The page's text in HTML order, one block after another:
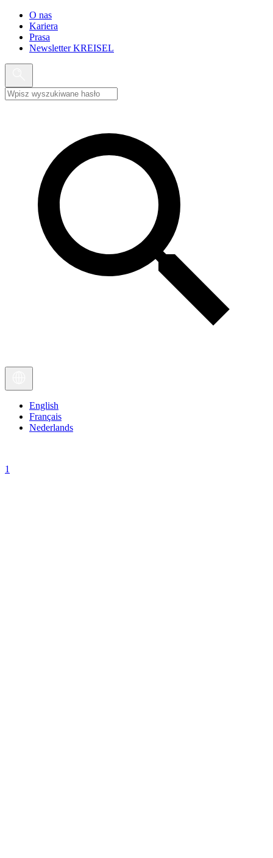
O nas
Kariera
Prasa
Newsletter KREISEL
English
Français
Nederlands
1